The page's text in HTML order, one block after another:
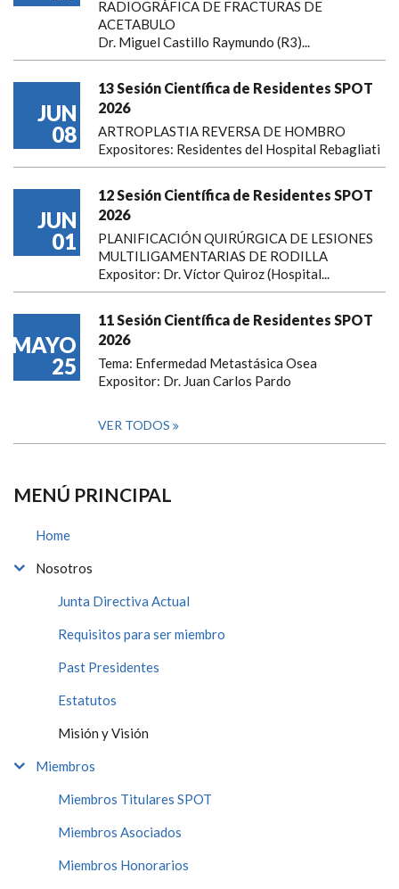
RADIOGRÁFICA DE FRACTURAS DE
ACETABULO
Dr. Miguel Castillo Raymundo (R3)...
JUN
08
13 Sesión Científica de Residentes SPOT
2026
ARTROPLASTIA REVERSA DE HOMBRO
Expositores: Residentes del Hospital Rebagliati
JUN
01
12 Sesión Científica de Residentes SPOT
2026
PLANIFICACIÓN QUIRÚRGICA DE LESIONES
MULTILIGAMENTARIAS DE RODILLA
Expositor: Dr. Víctor Quiroz (Hospital...
MAYO
25
11 Sesión Científica de Residentes SPOT
2026
Tema: Enfermedad Metastásica Osea
Expositor: Dr. Juan Carlos Pardo
VER TODOS
MENÚ PRINCIPAL
Home
Nosotros
Junta Directiva Actual
Requisitos para ser miembro
Past Presidentes
Estatutos
Misión y Visión
Miembros
Miembros Titulares SPOT
Miembros Asociados
Miembros Honorarios